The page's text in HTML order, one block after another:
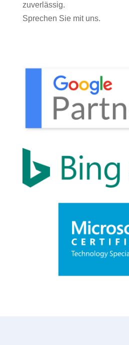
zuverlässig.
Sprechen Sie mit uns.